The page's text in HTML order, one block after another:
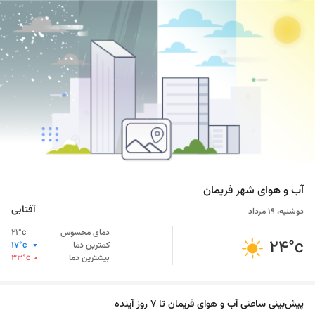
آب ‌و ‌هوای شهرفریمان
دوشنبه، ۱۹ مرداد آفتابی
24°c
دمای محسوس 21°c
کمترین دما
17°c
بیشترین دما
33°c
پیش‌بینی ساعتی آب و هوایفریمان تا 7 روز آینده